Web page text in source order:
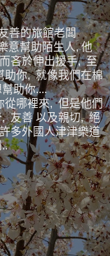
善的旅館老闆
意幫助陌生人, 他
吝於伸出援手, 至
助你, 就像我們在棉
助你....
從哪裡來, 但是他們
, 友善 以及親切, 絕
多外國人津津樂道